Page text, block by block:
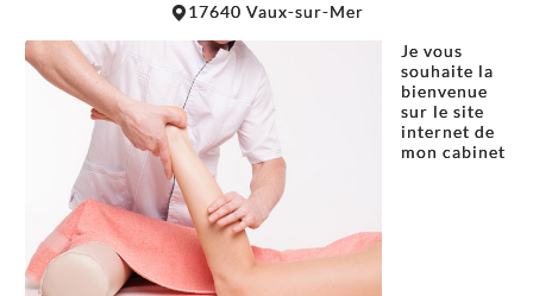
+
−
17640 Vaux-sur-Mer
Je vous
souhaite la
bienvenue
sur le site
internet de
mon cabinet